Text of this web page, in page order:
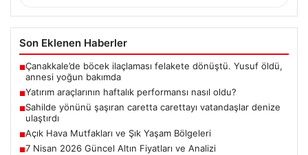
Son Eklenen Haberler
■Çanakkale’de böcek ilaçlaması felakete dönüştü. Yusuf öldü,
annesi yoğun bakımda
■Yatırım araçlarının haftalık performansı nasıl oldu?
■Sahilde yönünü şaşıran caretta carettayı vatandaşlar denize
ulaştırdı
■Açık Hava Mutfakları ve Şık Yaşam Bölgeleri
■7 Nisan 2026 Güncel Altın Fiyatları ve Analizi